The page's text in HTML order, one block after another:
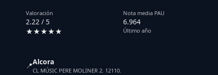
Valoración
2.22 / 5
★★★★★
Nota media PAU
6.964
Último año
📍Alcora
CL MÚSIC PERE MOLINER 2. 12110.